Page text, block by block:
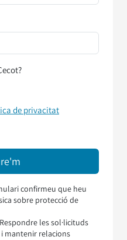
de privacitat
confirmeu que heu
sobre protecció de
Respondre les sol·licituds
mantenir relacions